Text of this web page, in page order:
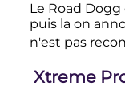
Le Road
puis la on
n'est pas
Xtreme